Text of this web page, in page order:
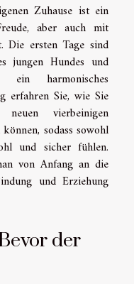
Zuhause ist ein
aber auch mit
Die ersten Tage sind
jungen Hundes und
harmonisches
erfahren Sie, wie Sie
vierbeinigen
sodass sowohl
und sicher fühlen.
von Anfang an die
und Erziehung
der